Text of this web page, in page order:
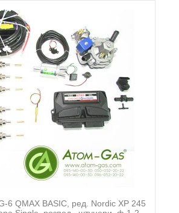
6 QMAX BASIC, ред. Nordic XP 245